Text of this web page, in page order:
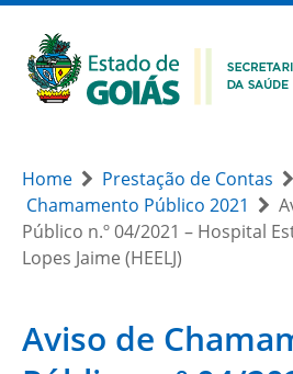
Home Prestação de Contas
Chamamento Público 2021
Público n.º 04/2021 – Hospital
Lopes Jaime (HEELJ)
Aviso de